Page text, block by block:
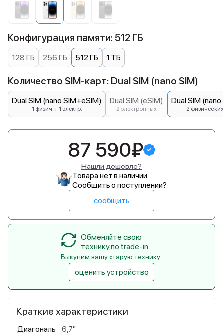
Краткие характеристики
Диагональ
6,7"
Конфигурация памяти: 512 ГБ
128 ГБ 256 ГБ 512 ГБ 1 ТБ
Количество SIM-карт: Dual SIM (nano SIM)
Dual SIM (nano SIM+eSIM)
1 физич. + 1 электр.
Dual SIM (eSIM)
2 электронных
Dual SIM
2 физических
87 590₽
Нашли дешевле?
Товара нет в наличии.
Сообщить о поступлении?
сообщить
Обменяйте свою
технику по trade-in
Выкупим вашу старую технику
оценить устройство